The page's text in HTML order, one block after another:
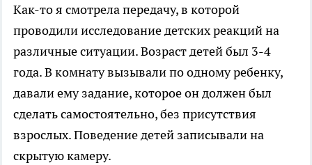
Как-то я смотрела передачу, в которой
проводили исследование детских реакций на
различные ситуации. Возраст детей был 3-4
года. В комнату вызывали по одному ребенку,
давали ему задание, которое он должен был
сделать самостоятельно, без присутствия
взрослых. Поведение детей записывали на
скрытую камеру.